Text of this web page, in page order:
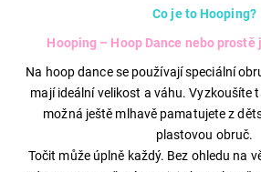
Co je to Hooping?
Hooping – Hoop Dance nebo prostě
Na hoop dance se používají speciální
mají ideální velikost a váhu. Vyzkoušíte
možná ještě mlhavě pamatujete z
plastovou obruč.
Točit může úplně každý. Bez ohledu na